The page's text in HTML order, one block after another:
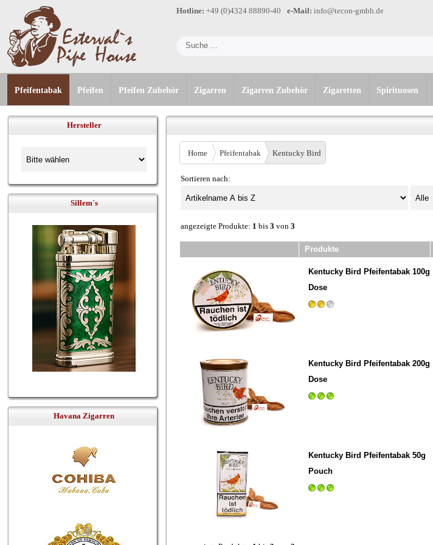
Hotline: +49 (0)4324 88890-40 e-Mail: info@tecon-gmbh.de
Pfeifentabak Pfeifen Pfeifen Zubehör Zigarren Zigarren Zubehör Zigaretten Spirituosen
Hersteller
Sillem´s
Havana Zigarren
Home Pfeifentabak Kentucky Bird
Sortieren nach:
angezeigte Produkte: 1 bis 3 von 3
Produkte
Kentucky Bird Pfeifentabak 100g
Dose
Kentucky Bird Pfeifentabak 200g
Dose
Kentucky Bird Pfeifentabak 50g
Pouch